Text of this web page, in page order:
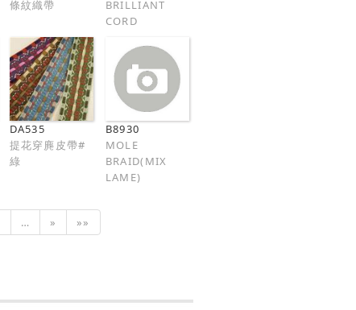
條紋織帶
BRILLIANT
CORD
DA535
提花穿麂皮帶#
綠
B8930
MOLE
BRAID(MIX
LAME)
… » »»